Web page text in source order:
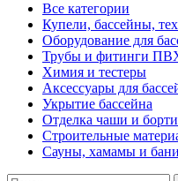
Все категории
Купели, бассейны,
Оборудование для
Трубы и фитинги
Химия и тестеры
Аксессуары для
Укрытие бассейна
Отделка чаши и
Строительные
Сауны, хамамы и бани